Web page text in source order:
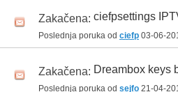
Zakačena: ciefpsettings
Poslednja poruka od ciefp 03-06-
Zakačena: Dreambox keys
Poslednja poruka od sejfo 21-04-